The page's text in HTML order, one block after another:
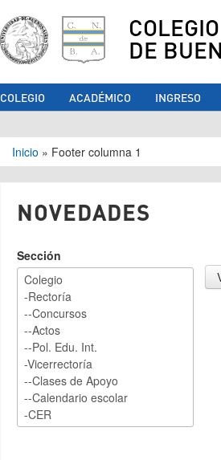
DE
COLEGIO ACADÉMICO INGRESO
Se encuentra
Inicio » Footer columna 1
NOVEDADES
Sección